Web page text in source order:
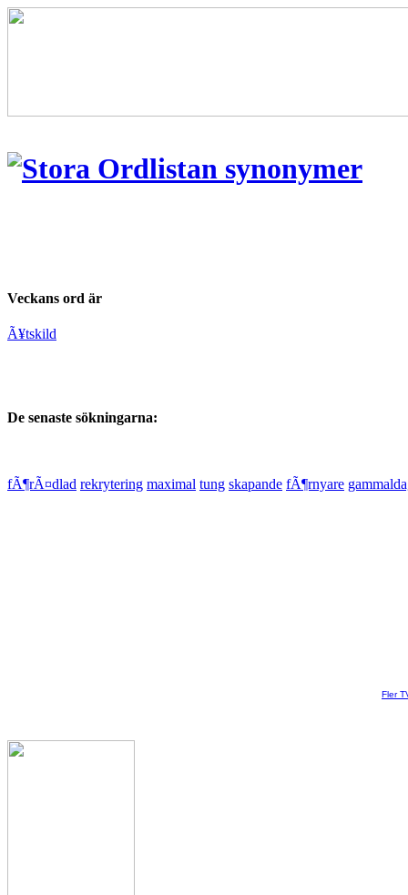
Veckans ord är
Ã¥tskild
De senaste sökningarna:
fÃ¶rÃ¤dlad rekrytering maximal tung skapande fÃ¶rnyare
Fler